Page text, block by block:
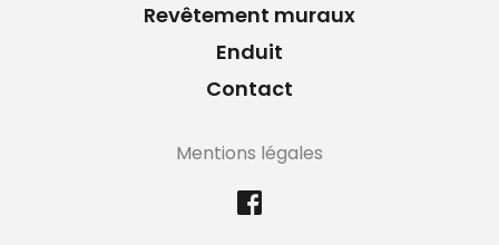
Revêtement muraux
Enduit
Contact
Mentions légales